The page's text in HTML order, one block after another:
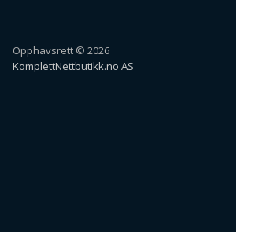
Opphavsrett © 2026
KomplettNettbutikk.no AS